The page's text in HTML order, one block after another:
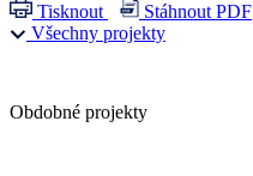
Tisknout
Stáhnout PDF
Všechny projekty
Obdobné projekty